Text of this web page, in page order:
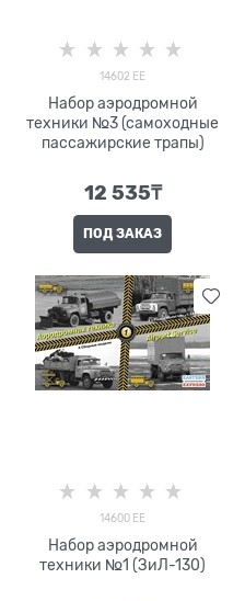
14602 EE
Набор аэродромной
техники №3 (самоходные
пассажирские трапы)
12 535₸
ПОД ЗАКАЗ
14600 EE
Набор аэродромной
техники №1 (ЗиЛ-130)